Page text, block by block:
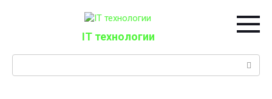
IT технологии